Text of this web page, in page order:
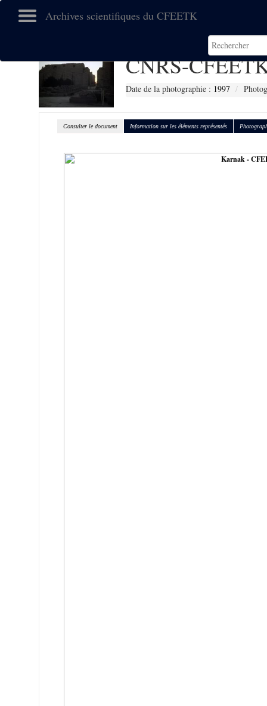
Archives scientifiques du CFEETK
CNRS-
Date de la photographie : 1997
Consulter le document Information sur les éléments représentés